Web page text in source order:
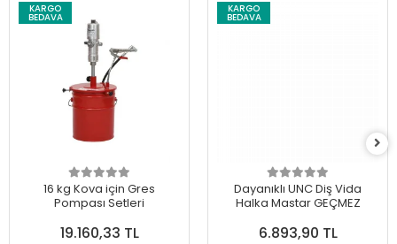
KARGO
BEDAVA
16 kg Kova için Gres
Pompası Setleri
19.160,33 TL
KARGO
BEDAVA
Dayanıklı UNC Diş Vida
Halka Mastar GEÇMEZ
6.893,90 TL